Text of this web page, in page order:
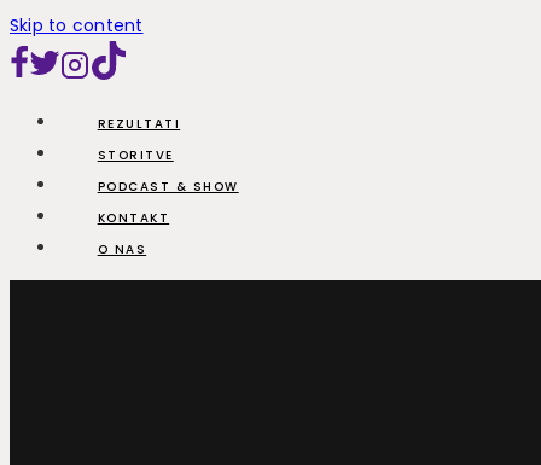
Skip to content
REZULTATI
STORITVE
PODCAST & SHOW
KONTAKT
O NAS